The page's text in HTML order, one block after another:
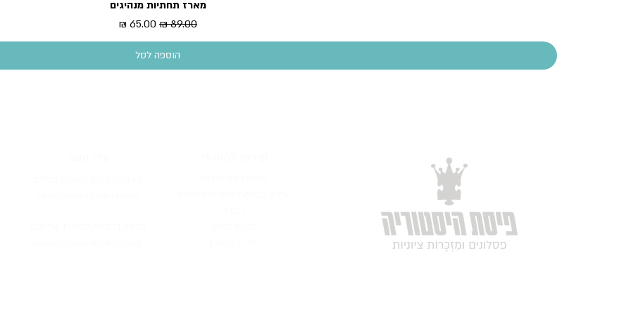
תצוגה מהירה
מארז תחתיות מנהיגים
מחיר רגיל מחיר מבצע
הוספה לסל